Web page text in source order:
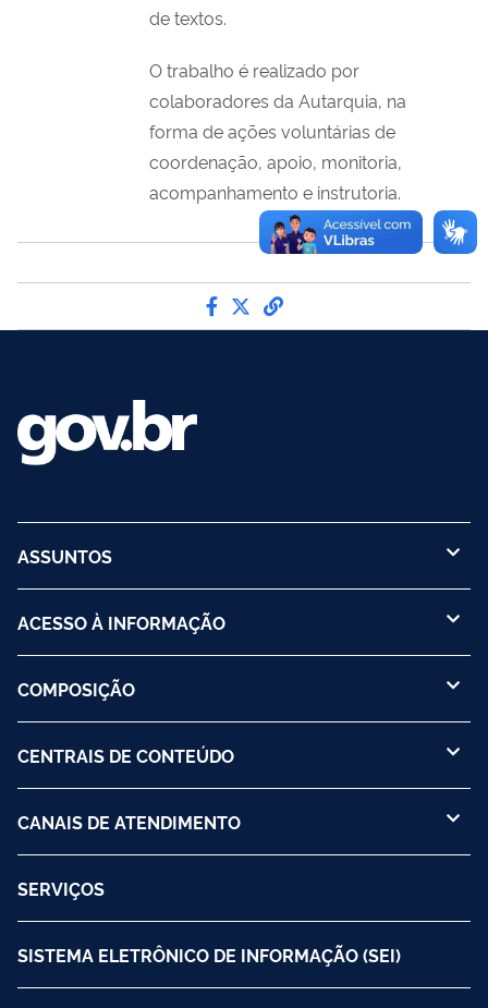
de textos.
O trabalho é realizado por
colaboradores da Autarquia, na
forma de ações voluntárias de
coordenação, apoio, monitoria,
acompanhamento e instrutoria.
Compartilhe por Facebook
Compartilhe por Twitter
link para Copiar para
ASSUNTOS
ACESSO À INFORMAÇÃO
COMPOSIÇÃO
CENTRAIS DE CONTEÚDO
CANAIS DE ATENDIMENTO
SERVIÇOS
SISTEMA ELETRÔNICO DE INFORMAÇÃO (SEI)